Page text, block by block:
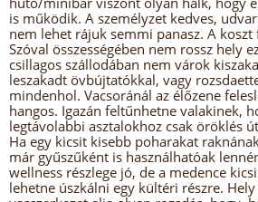
is működik. A személyzet kedves,
nem lehet rájuk semmi panasz. A
Szóval összességében nem rossz hely
csillagos szállodában nem várok
leszakadt övbújtatókkal, vagy
mindenhol. Vacsoránál az élőzene
hangos. Igazán feltűnhetne valakinek,
legtávolabbi asztalokhoz csak öröklés
Ha egy kicsit kisebb poharakat
már gyűszűként is használhatóak
wellness részlege jó, de a medence
lehetne úszkálni egy kültéri részre.